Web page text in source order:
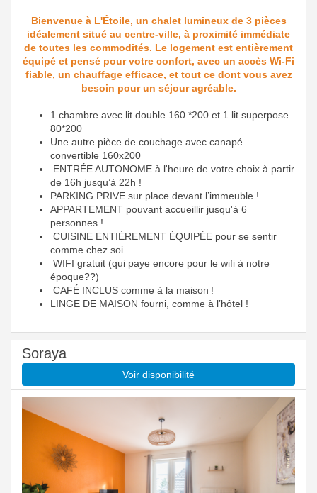
Bienvenue à L'Étoile, un chalet lumineux de 3 pièces
idéalement situé au centre-ville, à proximité immédiate
de toutes les commodités. Le logement est entièrement
équipé et pensé pour votre confort, avec un accès Wi-Fi
fiable, un chauffage efficace, et tout ce dont vous avez
besoin pour un séjour agréable.
1 chambre avec lit double 160 *200 et 1 lit superpose
80*200
Une autre pièce de couchage avec canapé
convertible 160x200
ENTRÉE AUTONOME à l'heure de votre choix à partir
de 16h jusqu’à 22h !
PARKING PRIVE sur place devant l’immeuble !
APPARTEMENT pouvant accueillir jusqu'à 6
personnes !
CUISINE ENTIÈREMENT ÉQUIPÉE pour se sentir
comme chez soi.
WIFI gratuit (qui paye encore pour le wifi à notre
époque??)
CAFÉ INCLUS comme à la maison !
LINGE DE MAISON fourni, comme à l’hôtel !
Soraya
Voir disponibilité